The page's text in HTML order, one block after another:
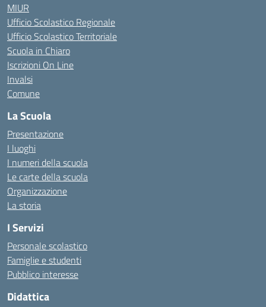
MIUR
Ufficio Scolastico Regionale
Ufficio Scolastico Territoriale
Scuola in Chiaro
Iscrizioni On Line
Invalsi
Comune
La Scuola
Presentazione
I luoghi
I numeri della scuola
Le carte della scuola
Organizzazione
La storia
I Servizi
Personale scolastico
Famiglie e studenti
Pubblico interesse
Didattica